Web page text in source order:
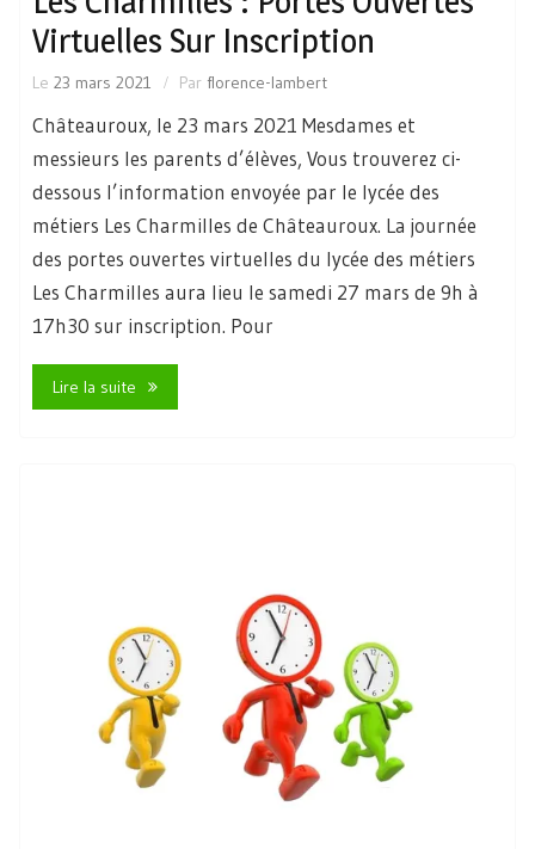
Virtuelles Sur Inscription
Le 23 mars 2021 Par florence-lambert
Châteauroux, le 23 mars 2021 Mesdames et
messieurs les parents d’élèves, Vous trouverez ci-
dessous l’information envoyée par le lycée des
métiers Les Charmilles de Châteauroux. La journée
des portes ouvertes virtuelles du lycée des métiers
Les Charmilles aura lieu le samedi 27 mars de 9h à
17h30 sur inscription. Pour
Lire la suite